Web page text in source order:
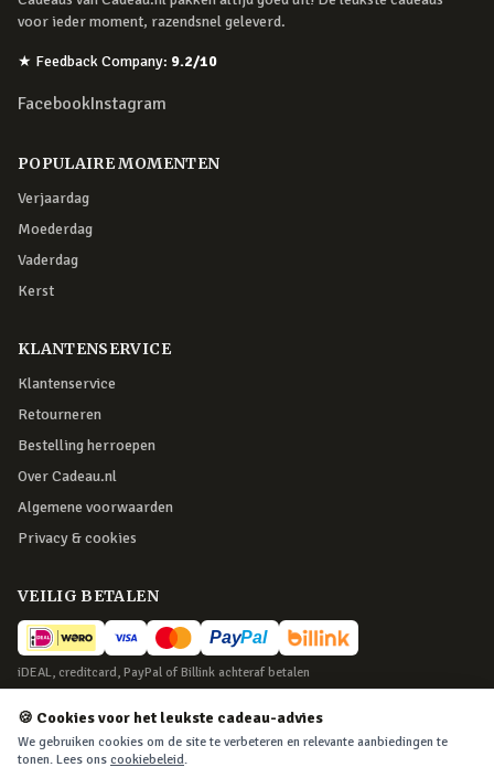
voor ieder moment, razendsnel geleverd.
★ Feedback Company: 9.2/10
FacebookInstagram
POPULAIRE MOMENTEN
Verjaardag
Moederdag
Vaderdag
Kerst
KLANTENSERVICE
Klantenservice
Retourneren
Bestelling herroepen
Over Cadeau.nl
Algemene voorwaarden
Privacy & cookies
VEILIG BETALEN
iDEAL, creditcard, PayPal of Billink achteraf betalen
BEZORGING
Voor 22:45 besteld, morgen in huis. Tot 365 dagen retourneren.
🍪 Cookies voor het leukste cadeau-advies
We gebruiken cookies om de site te verbeteren en relevante aanbiedingen te
tonen. Lees ons cookiebeleid.